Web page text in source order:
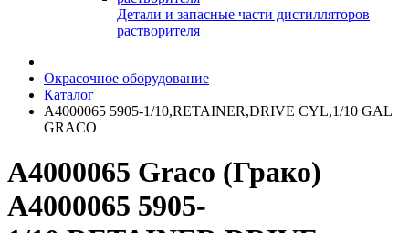
Детали и запасные части дистилляторов
растворителя
Окрасочное оборудование
Каталог
A4000065 5905-1/10,RETAINER,DRIVE CYL,1/10 GAL
GRACO
A4000065 Graco (Грако)
A4000065 5905-